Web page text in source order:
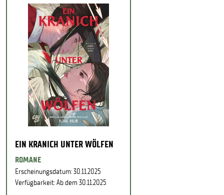
EIN KRANICH UNTER WÖLFEN
ROMANE
Erscheinungsdatum: 30.11.2025
Verfügbarkeit: Ab dem 30.11.2025